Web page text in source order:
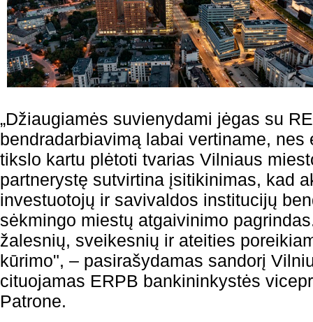
„Džiaugiamės suvienydami jėgas su
bendradarbiavimą labai vertiname, nes
tikslo kartu plėtoti tvarias Vilniaus
partnerystę sutvirtina įsitikinimas, kad
investuotojų ir savivaldos institucijų
sėkmingo miestų atgaivinimo
žalesnių, sveikesnių ir ateities
kūrimo", – pasirašydamas sandorį
cituojamas ERPB bankininkystės
Patrone.